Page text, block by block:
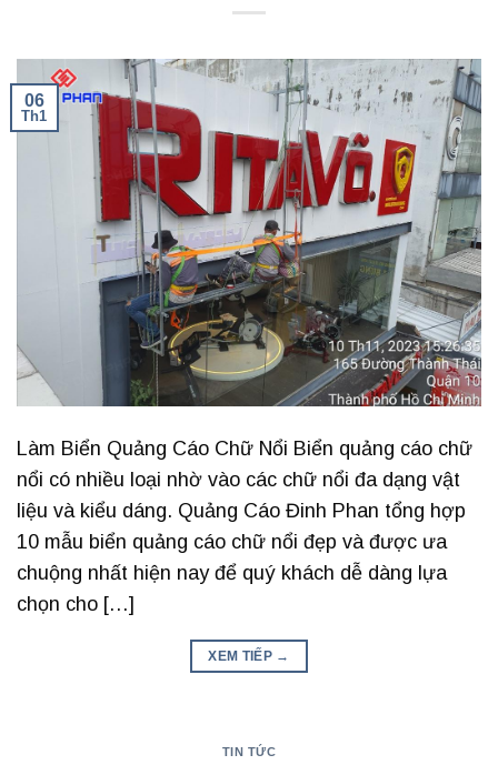
06
Th1
Làm Biển Quảng Cáo Chữ Nổi Biển quảng cáo chữ
nổi có nhiều loại nhờ vào các chữ nổi đa dạng vật
liệu và kiểu dáng. Quảng Cáo Đinh Phan tổng hợp
10 mẫu biển quảng cáo chữ nổi đẹp và được ưa
chuộng nhất hiện nay để quý khách dễ dàng lựa
chọn cho […]
XEM TIẾP →
TIN TỨC